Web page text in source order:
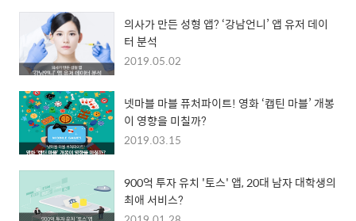
의사가 만든 성형 앱? ‘강남언니’ 앱 유저 데이
터 분석
2019.05.02
넷마블 마블 퓨처파이트! 영화 ‘캡틴 마블’ 개봉
이 영향을 미칠까?
2019.03.15
900억 투자 유치 '토스' 앱, 20대 남자 대학생의
최애 서비스?